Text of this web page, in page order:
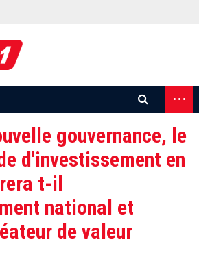
...
gouvernance, le
d'investissement en
t-il
national et
de valeur